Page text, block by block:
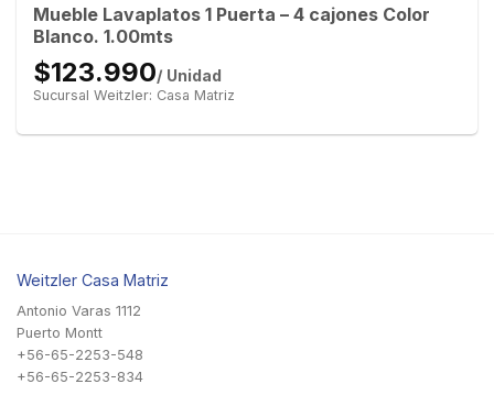
Mueble Lavaplatos 1 Puerta – 4 cajones Color
Blanco. 1.00mts
$123.990/ Unidad
Sucursal Weitzler: Casa Matriz
Weitzler Casa Matriz
Antonio Varas 1112
Puerto Montt
+56-65-2253-548
+56-65-2253-834